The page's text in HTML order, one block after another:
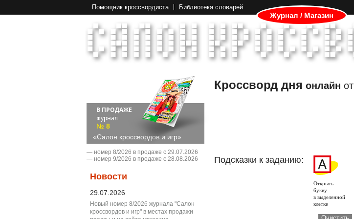
Помощник кроссвордиста Библиотека словарей
Журнал / Магазин
В ПРОДАЖЕ
журнал
№ 8
«Салон кроссвордов и игр»
― номер 8/2026 в продаже с 29.07.2026
― номер 9/2026 в продаже с 28.08.2026
Новости
29.07.2026
Новый номер 8/2026 журнала "Салон
кроссвордов и игр" в местах продажи
Кроссворд дня онлайн от
Подсказки к заданию:
Открыть
букву
в выделенной
клетке